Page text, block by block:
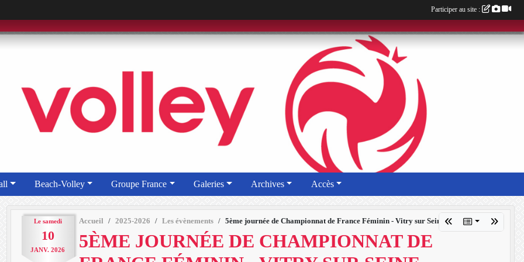
Beach-Volley Groupe France Galeries Archives Accès
Le samedi
10
JANV. 2026
Accueil 2025-2026 Les évènements 5ème journée de Championnat de France Féminin - Vitry sur Seine
5ÈME JOURNÉE DE CHAMPIONNAT DE
Participer au site :